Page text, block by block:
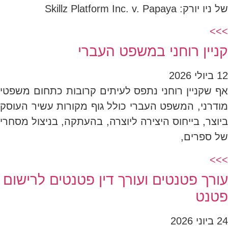
של ניו יורק: Skillz Platform Inc. v. Papaya
>>>
קניין רוחני במשפט העברי
12 ביולי 2026
אף שקניין רוחני נתפס לעיתים קרובות כתחום משפטי
מודרני, המשפט העברי כולל גוף מקורות עשיר העוסק
ביוצר, בייחוס היצירה ליוצרה, בהעתקה, בניצול מסחרי
של ספרים,
>>>
עורך פטנטים ועורך דין פטנטים לרישום
פטנט
24 ביוני 2026